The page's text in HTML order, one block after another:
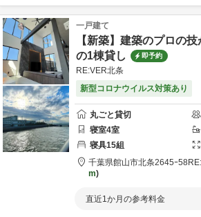
一戸建て
【新築】建築のプロの
の1棟貸し
即予約
RE:VER北条
新型コロナウイルス対策あり
丸ごと貸切
寝室4室
寝具15組
千葉県館山市北条2645ｰ58
m
直近1か月の参考料金